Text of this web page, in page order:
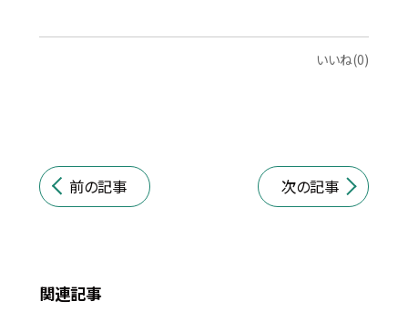
いいね(0)
前の記事 次の記事
関連記事